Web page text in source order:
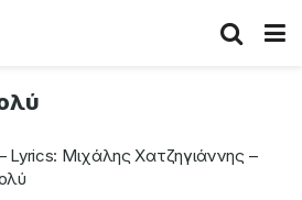
– Lyrics: Μιχάλης Χατζηγιάννης –